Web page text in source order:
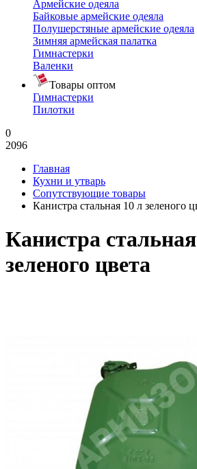
Армейские одеяла
Байковые армейские одеяла
Полушерстяные армейские одеяла
Зимняя армейская палатка
Гимнастерки
Валенки
Товары оптом
Гимнастерки
Пилотки
0
2096
Главная
Кухни и утварь
Сопутствующие товары
Канистра стальная 10 л зеленого
Канистра
зеленого цвета